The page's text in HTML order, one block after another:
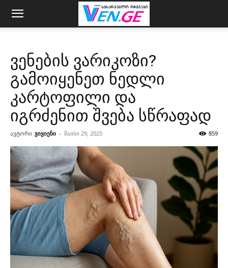
ვენების ვარიკოზი?
გამოიყენეთ ნედლი
კარტოფილი და
იგრძენით შვება სწრაფად
ავტორი ვივიენი - მაისი 29, 2025 859